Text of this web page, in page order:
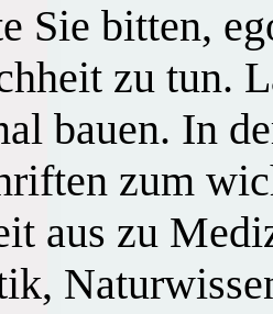
Sie bitten,
zu tun.
bauen. In
zum
aus zu